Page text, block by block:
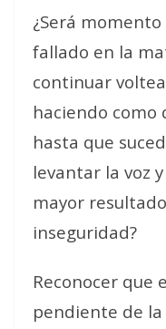
¿Será
fallado en la
continuar
haciendo como
hasta que
levantar la voz
mayor
inseguridad?
Reconocer que
pendiente de